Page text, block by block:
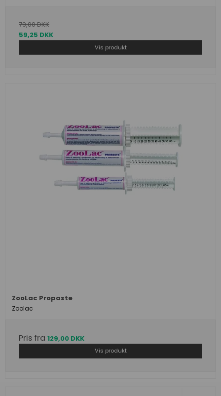
79,00 DKK
59,25 DKK
Vis produkt
ZooLac Propaste
Zoolac
Pris fra 129,00 DKK
Vis produkt